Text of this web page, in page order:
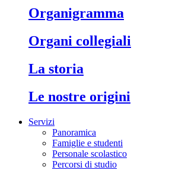
organigramma
organi collegiali
la storia
le nostre origini
Servizi
Panoramica
Famiglie e studenti
Personale scolastico
Percorsi di studio